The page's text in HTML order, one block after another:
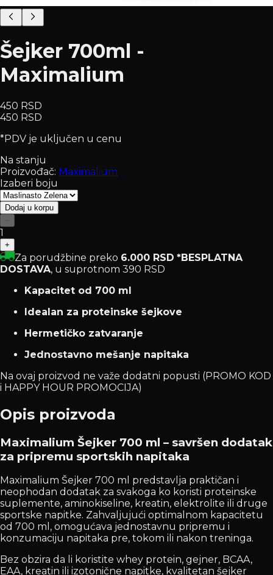
Šejker 700ml -
Maximalium
450 RSD
450 RSD
*PDV je uključen u cenu
Na stanju
Proizvođač: Maximalium
Izaberi boju
Dodaj u korpu
−
1
+
Za porudžbine preko 6.000 RSD *BESPLATNA
DOSTAVA, u suprotnom 390 RSD
Kapacitet od 700 ml
Idealan za proteinske šejkove
Hermetičko zatvaranje
Jednostavno mešanje napitaka
Na ovaj proizvod ne važe dodatni popusti (PROMO KOD
i HAPPY HOUR PROMOCIJA)
Opis proizvoda
Maximalium Šejker 700 ml – savršen dodatak
za pripremu sportskih napitaka
Maximalium Šejker 700 ml predstavlja praktičan i
neophodan dodatak za svakoga ko koristi proteinske
suplemente, aminokiseline, kreatin, elektrolite ili druge
sportske napitke. Zahvaljujući optimalnom kapacitetu
od 700 ml, omogućava jednostavnu pripremu i
konzumaciju napitaka pre, tokom ili nakon treninga.
Bez obzira da li koristite whey protein, gejner, BCAA,
EAA, kreatin ili izotonične napitke, kvalitetan šejker